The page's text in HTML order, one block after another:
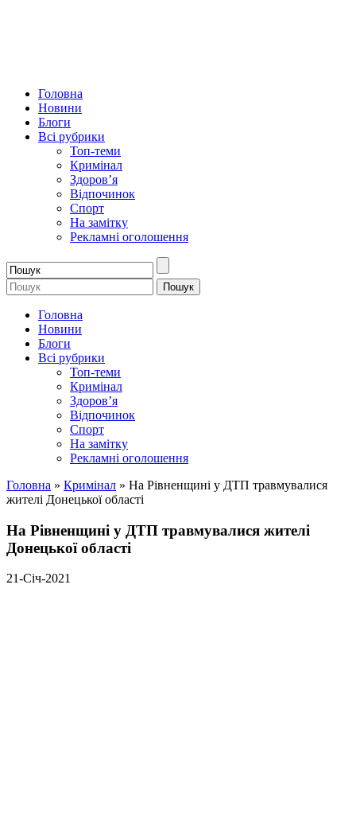
Головна
Новини
Блоги
Всі рубрики
Топ-теми
Кримінал
Здоров’я
Відпочинок
Спорт
На замітку
Рекламні оголошення
Головна
Новини
Блоги
Всі рубрики
Топ-теми
Кримінал
Здоров’я
Відпочинок
Спорт
На замітку
Рекламні оголошення
Головна » Кримінал » На Рівненщині у ДТП травмувалися
жителі Донецької області
На Рівненщині у ДТП травмувалися жителі
Донецької області
21-Січ-2021